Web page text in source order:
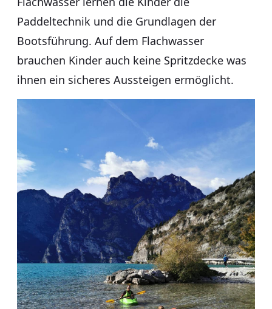
Paddeltechnik und die Grundlagen der
Bootsführung. Auf dem Flachwasser
brauchen Kinder auch keine Spritzdecke was
ihnen ein sicheres Aussteigen ermöglicht.